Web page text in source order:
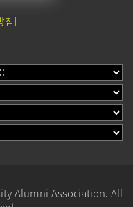
침]
Alumni Association. All